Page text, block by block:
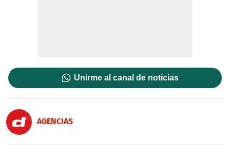
Unirme al canal de noticias
AGENCIAS